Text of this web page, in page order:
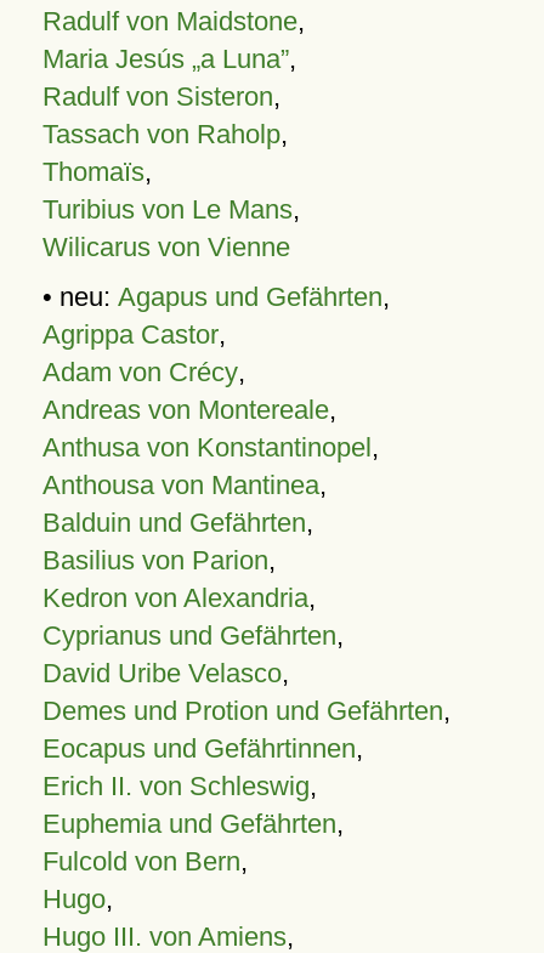
Radulf von Maidstone,
Maria Jesús „a Luna”,
Radulf von Sisteron,
Tassach von Raholp,
Thomaïs,
Turibius von Le Mans,
Wilicarus von Vienne
• neu: Agapus und Gefährten,
Agrippa Castor,
Adam von Crécy,
Andreas von Montereale,
Anthusa von Konstantinopel,
Anthousa von Mantinea,
Balduin und Gefährten,
Basilius von Parion,
Kedron von Alexandria,
Cyprianus und Gefährten,
David Uribe Velasco,
Demes und Protion und Gefährten,
Eocapus und Gefährtinnen,
Erich II. von Schleswig,
Euphemia und Gefährten,
Fulcold von Bern,
Hugo,
Hugo III. von Amiens,